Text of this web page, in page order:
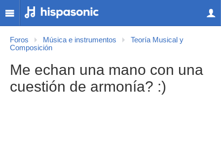
Foros Música e instrumentos
Teoría Musical y
Composición
Me echan una mano con una
cuestión de armonía? :)